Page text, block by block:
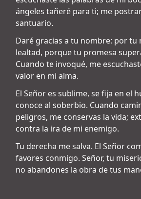
ángeles tañeré para ti; me
santuario.
Daré gracias a tu nombre: por tu
lealtad, porque tu promesa
Cuando te invoqué, me
valor en mi alma.
El Señor es sublime, se fija en el
conoce al soberbio. Cuando
peligros, me conservas la vida;
contra la ira de mi enemigo.
Tu derecha me salva. El Señor
favores conmigo. Señor, tu
no abandones la obra de tus